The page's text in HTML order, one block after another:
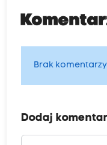
Brak komentarzy
Dodaj